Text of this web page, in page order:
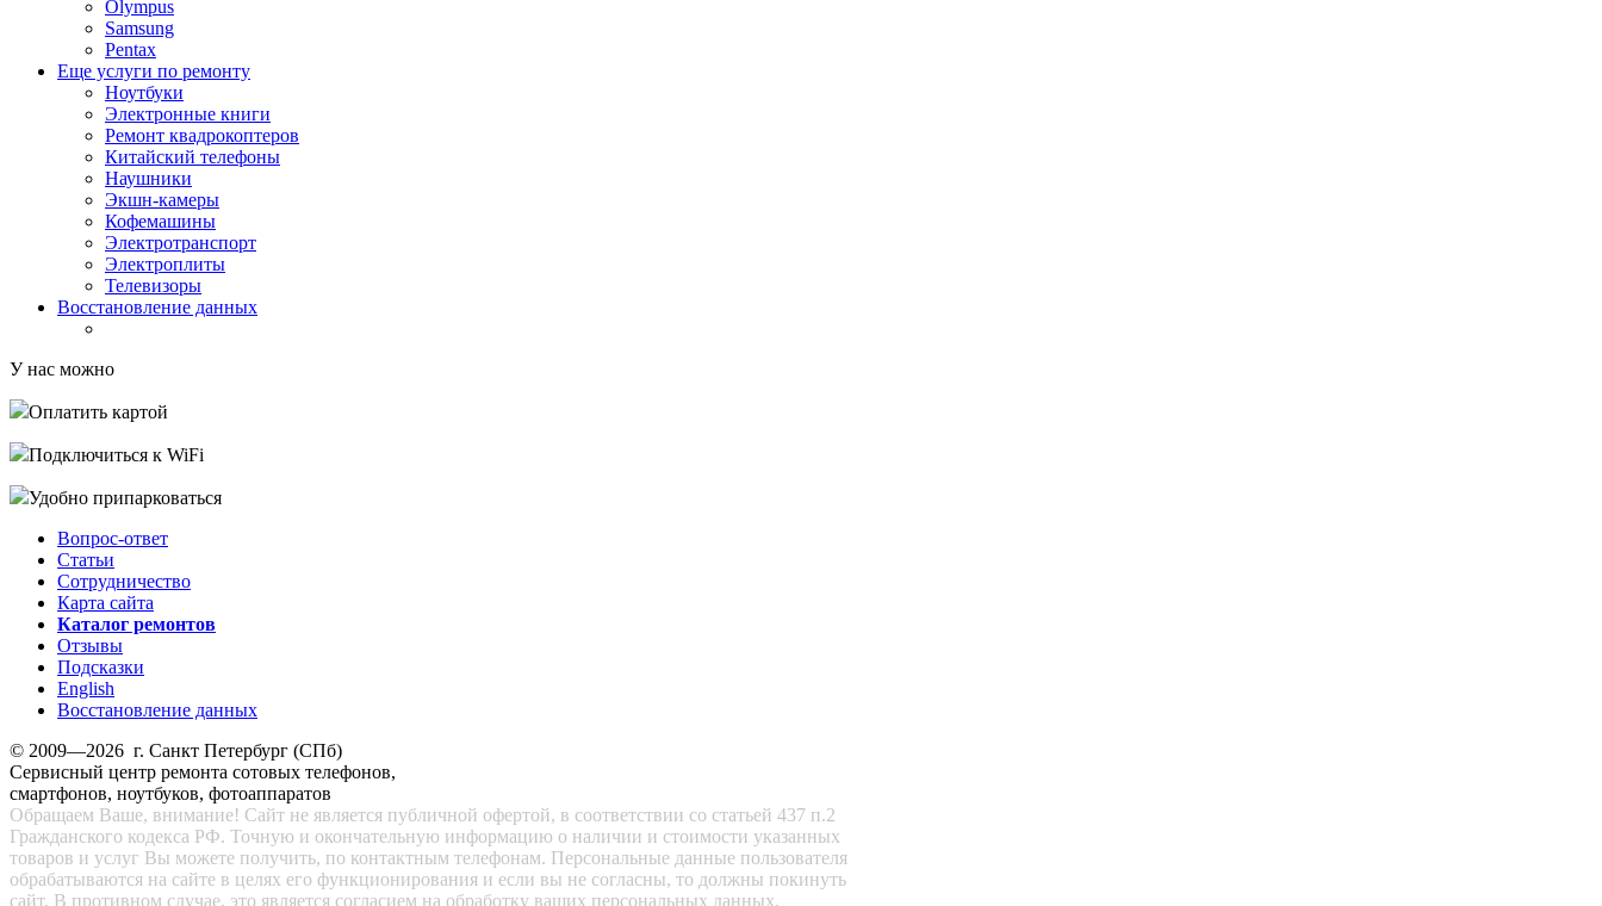
Olympus
Samsung
Pentax
Еще услуги по ремонту
Ноутбуки
Электронные книги
Ремонт квадрокоптеров
Китайский телефоны
Наушники
Экшн-камеры
Кофемашины
Электротранспорт
Электроплиты
Телевизоры
Восстановление данных
У нас можно
Оплатить картой
Подключиться к WiFi
Удобно припарковаться
Вопрос-ответ
Статьи
Сотрудничество
Карта сайта
Каталог ремонтов
Отзывы
Подсказки
English
Восстановление данных
© 2009—2026 г. Санкт Петербург (СПб)
Сервисный центр ремонта сотовых телефонов,
смартфонов, ноутбуков, фотоаппаратов
Обращаем Ваше, внимание! Сайт не является публичной офертой, в соответствии со статьей 437 п.2
Гражданского кодекса РФ. Точную и окончательную информацию о наличии и стоимости указанных
товаров и услуг Вы можете получить, по контактным телефонам. Персональные данные пользователя
обрабатываются на сайте в целях его функционирования и если вы не согласны, то должны покинуть
сайт. В противном случае, это является согласием на обработку ваших персональных данных.